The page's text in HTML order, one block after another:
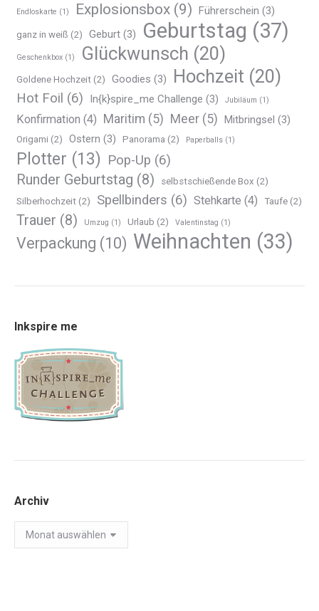
Endloskarte (1) Explosionsbox (9) Führerschein (3)
ganz in weiß (2) Geburt (3) Geburtstag (37)
Geschenkbox (1) Glückwunsch (20)
Goldene Hochzeit (2) Goodies (3) Hochzeit (20)
Hot Foil (6) In{k}spire_me Challenge (3) Jubiläum (1)
Konfirmation (4) Maritim (5) Meer (5) Mitbringsel (3)
Origami (2) Ostern (3) Panorama (2) Paperballs (1)
Plotter (13) Pop-Up (6)
Runder Geburtstag (8) selbstschießende Box (2)
Silberhochzeit (2) Spellbinders (6) Stehkarte (4) Taufe (2)
Trauer (8) Umzug (1) Urlaub (2) Valentinstag (1)
Verpackung (10) Weihnachten (33)
Inkspire me
Archiv
Archiv